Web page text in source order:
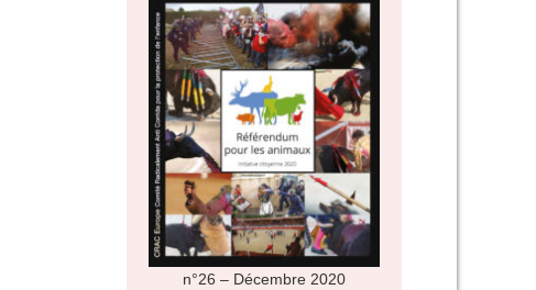
n°26 – Décembre 2020